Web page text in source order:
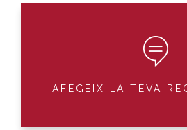
AFEGEIX LA TEVA